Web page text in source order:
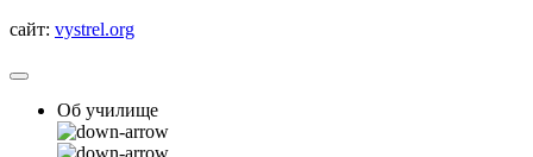
сайт: vystrel.org
Об училище